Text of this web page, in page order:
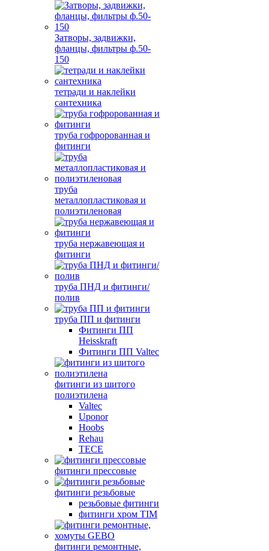
Затворы, задвижки,
фланцы, фильтры ф.50-
150
тетради и наклейки
сантехника
труба гофророванная и
фитинги
труба
металлопластиковая и
полиэтиленовая
труба нержавеющая и
фитинги
труба ПНД и фитинги/
полив
труба ПП и фитинги
Фитинги ПП
Heisskraft
Фитинги ПП Valtec
фитинги из шитого
полиэтилена
Valtec
Uponor
Hoobs
Rehau
TECE
фитинги прессовые
фитинги резьбовые
резьбовые фитинги
фитинги хром TIM
фитинги ремонтные,